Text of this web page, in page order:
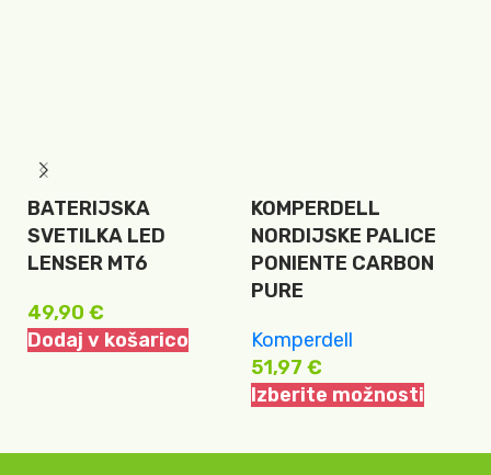
BATERIJSKA
SVETILKA LED
LENSER MT6
49,90 €
Dodaj v košarico
KOMPERDELL
NORDIJSKE PALICE
PONIENTE CARBON
PURE
Komperdell
51,97 €
Izberite možnosti